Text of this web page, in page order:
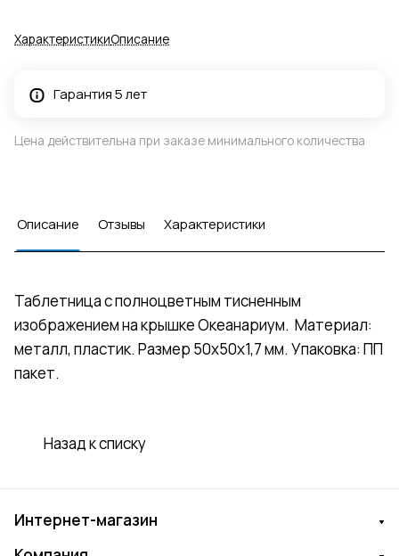
ХарактеристикиОписание
Гарантия 5 лет
Цена действительна при заказе минимального количества
Описание Отзывы Характеристики
Таблетница с полноцветным тисненным
изображением на крышке Океанариум. Материал:
металл, пластик. Размер 50х50х1,7 мм. Упаковка: ПП
пакет.
Назад к списку
Интернет-магазин